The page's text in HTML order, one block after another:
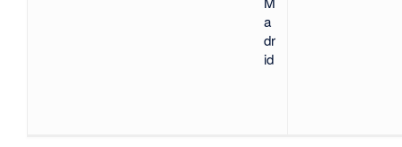
a
dr
id